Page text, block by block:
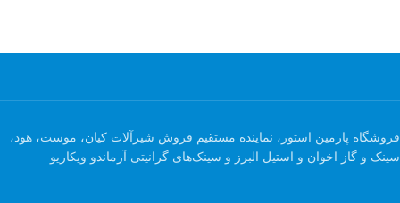
فروشگاه پارمین استور، نماینده مستقیم فروش شیرآلات کیان، موست، هود،
سینک و گاز اخوان و استیل البرز و سینک‌های گرانیتی آرماندو ویکاریو